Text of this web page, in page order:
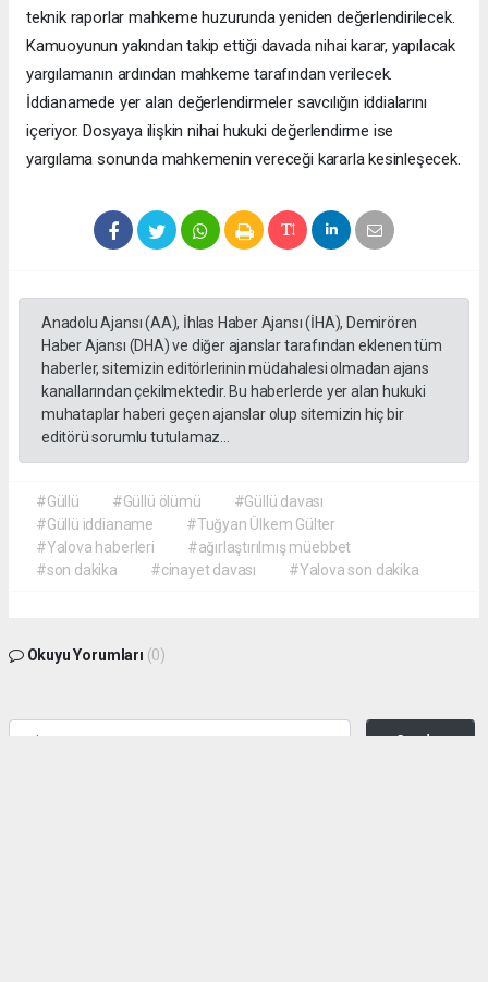
teknik raporlar mahkeme huzurunda yeniden değerlendirilecek.
Kamuoyunun yakından takip ettiği davada nihai karar, yapılacak
yargılamanın ardından mahkeme tarafından verilecek.
İddianamede yer alan değerlendirmeler savcılığın iddialarını
içeriyor. Dosyaya ilişkin nihai hukuki değerlendirme ise
yargılama sonunda mahkemenin vereceği kararla kesinleşecek.
Anadolu Ajansı (AA), İhlas Haber Ajansı (İHA), Demirören
Haber Ajansı (DHA) ve diğer ajanslar tarafından eklenen tüm
haberler, sitemizin editörlerinin müdahalesi olmadan ajans
kanallarından çekilmektedir. Bu haberlerde yer alan hukuki
muhataplar haberi geçen ajanslar olup sitemizin hiç bir
editörü sorumlu tutulamaz...
#Güllü #Güllü ölümü
#Güllü davası
#Güllü iddianame
#Tuğyan Ülkem Gülter
#Yalova haberleri
#ağırlaştırılmış müebbet
#son dakika
#cinayet davası #Yalova son dakika
Okuyu Yorumları (0)
Gonder